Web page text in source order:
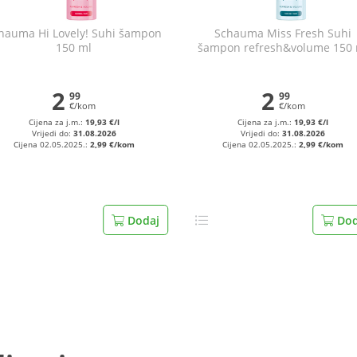
Hi Lovely! Suhi šampon
150 ml
2 99
€/kom
Cijena za j.m.: 19,93 €/l
Vrijedi do: 31.08.2026
Cijena 02.05.2025.: 2,99 €/kom
Dodaj
Schauma Miss Fresh Suhi
šampon refresh&volume 150
2 99
€/kom
Cijena za j.m.:19,93 €/l
Vrijedi do:31.08.2026
Cijena 02.05.2025.:2,99 €/kom